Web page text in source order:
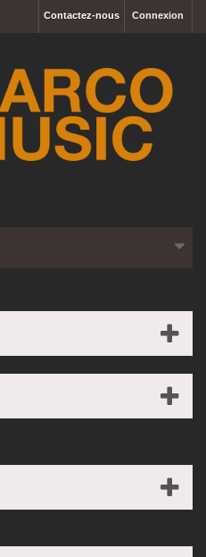
Connexion
Contactez-nous